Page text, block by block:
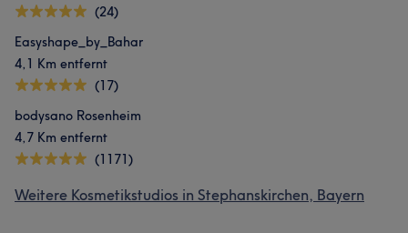
(24)
Easyshape_by_Bahar
4,1 Km entfernt
(17)
bodysano Rosenheim
4,7 Km entfernt
(1171)
Weitere Kosmetikstudios in Stephanskirchen, Bayern